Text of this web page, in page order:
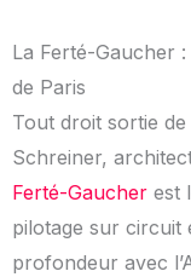
La Ferté-Gaucher
de Paris
Tout droit sortie de
Schreiner,
Ferté-Gaucher est
pilotage sur circuit
profondeur avec